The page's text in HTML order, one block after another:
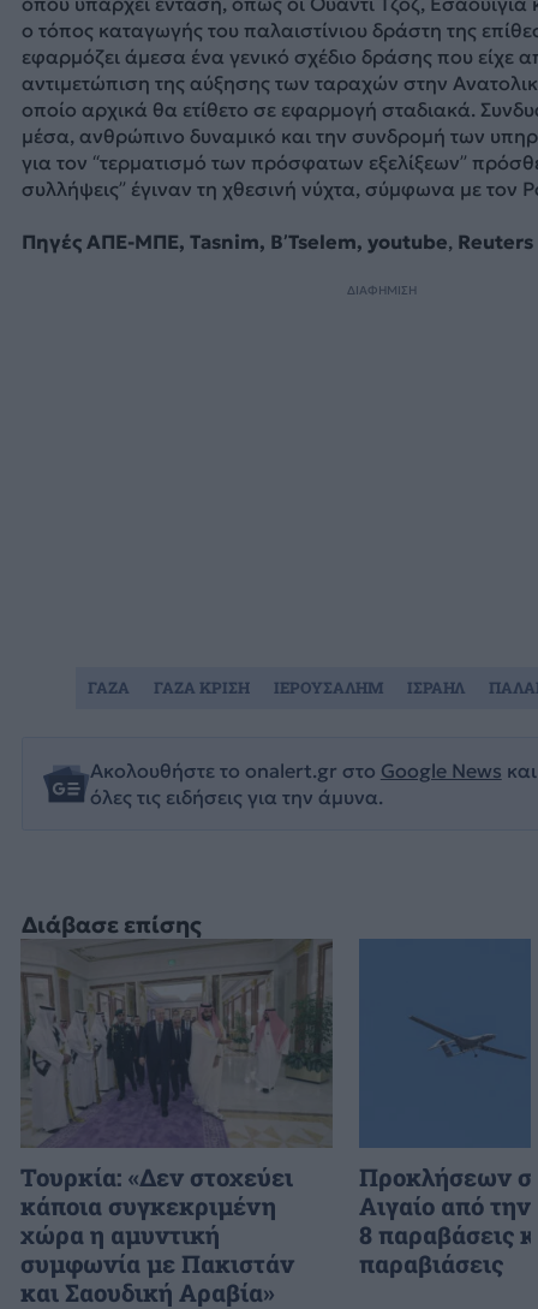
Διάβασε επίσης
Τουρκία: «Δεν στοχεύει
κάποια συγκεκριμένη
χώρα η αμυντική
συμφωνία με Πακιστάν
και Σαουδική Αραβία»
Προκλήσεων
Αιγαίο από
8 παραβάσεις
παραβιάσεις
ο τόπος καταγωγής του παλαιστίνιου δράστη της
εφαρμόζει άμεσα ένα γενικό σχέδιο δράσης που είχε
αντιμετώπιση της αύξησης των ταραχών στην
οποίο αρχικά θα ετίθετο σε εφαρμογή σταδιακά.
μέσα, ανθρώπινο δυναμικό και την συνδρομή των
για τον “τερματισμό των πρόσφατων εξελίξεων”
συλλήψεις” έγιναν τη χθεσινή νύχτα, σύμφωνα με τον
Πηγές ΑΠΕ-ΜΠΕ, Tasnim, B’Tselem, youtube, Reuters
ΔΙΑΦΗΜΙΣΗ
Ακολουθήστε το onalert.gr στο Google News
όλες τις ειδήσεις για την άμυνα.
ΓΑΖΑ ΓΑΖΑ ΚΡΙΣΗ ΙΕΡΟΥΣΑΛΗΜ ΙΣΡΑΗΛ